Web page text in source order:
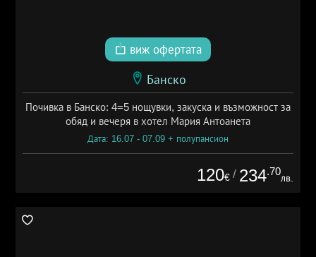
виж офертата
Банско
Почивка в Банско: 4=5 нощувки, закуска и възможност за
обяд и вечеря в хотел Мария Антоанета
Дата: 16.07 - 07.09 + полупансион
120€ / 234.70
лв.